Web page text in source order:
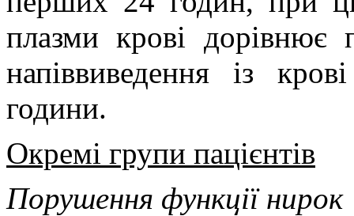
плазми крові дорівнює
напіввиведення із
години.
Окремі групи пацієнтів
Порушення функції нирок